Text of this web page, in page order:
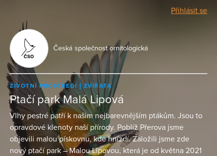
Přihlásit se
Česká společnost ornitologická
ŽIVOTNÍ PROSTŘEDÍ ZVÍŘATA
Ptačí park Malá Lipová
Vlhy pestré patří k našim nejbarevnějším ptákům. Jsou to
opravdové klenoty naší přírody. Poblíž Přerova jsme
objevili malou pískovnu, kde hnízdí. Založili jsme zde
nový ptačí park – Malou Lipovou, která je od května 2021